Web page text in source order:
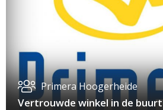
Primera Hoogerheide
Vertrouwde winkel in de buurt